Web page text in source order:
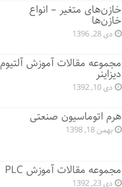
خازن‌های متغیر – انواع
خازن‌ها
دی 28, 1396
مجموعه مقالات آموزش آلتیوم
دیزاینر
دی 10, 1392
هرم اتوماسیون صنعتی
بهمن 18, 1398
مجموعه مقالات آموزش PLC
دی 23, 1392